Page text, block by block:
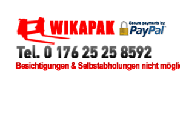
Zur
Navigation
springen
Zum
Inhalt
springen